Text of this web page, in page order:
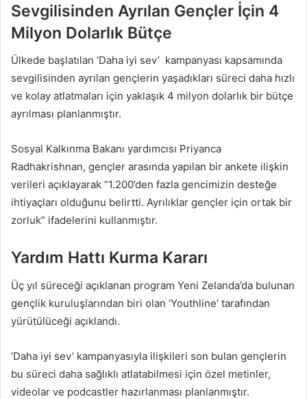
Sevgilisinden Ayrılan Gençler İçin 4
Milyon Dolarlık Bütçe
Ülkede başlatılan ‘Daha iyi sev’ kampanyası kapsamında
sevgilisinden ayrılan gençlerin yaşadıkları süreci daha hızlı
ve kolay atlatmaları için yaklaşık 4 milyon dolarlık bir bütçe
ayrılması planlanmıştır.
Sosyal Kalkınma Bakanı yardımcısı Priyanca
Radhakrishnan, gençler arasında yapılan bir ankete ilişkin
verileri açıklayarak “1.200’den fazla gencimizin desteğe
ihtiyaçları olduğunu belirtti. Ayrılıklar gençler için ortak bir
zorluk” ifadelerini kullanmıştır.
Yardım Hattı Kurma Kararı
Üç yıl süreceği açıklanan program Yeni Zelanda’da bulunan
gençlik kuruluşlarından biri olan ‘Youthline’ tarafından
yürütülüceği açıklandı.
‘Daha iyi sev’ kampanyasıyla ilişkileri son bulan gençlerin
bu süreci daha sağlıklı atlatabilmesi için özel metinler,
videolar ve podcastler hazırlanması planlanmıştır.